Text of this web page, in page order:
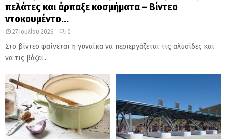
πελάτες και άρπαξε κοσμήματα – Βίντεο
ντοκουμέντο...
27 Ιουλίου 2026 0
Στο βίντεο φαίνεται η γυναίκα να περιεργάζεται τις αλυσίδες και
να τις βάζει...